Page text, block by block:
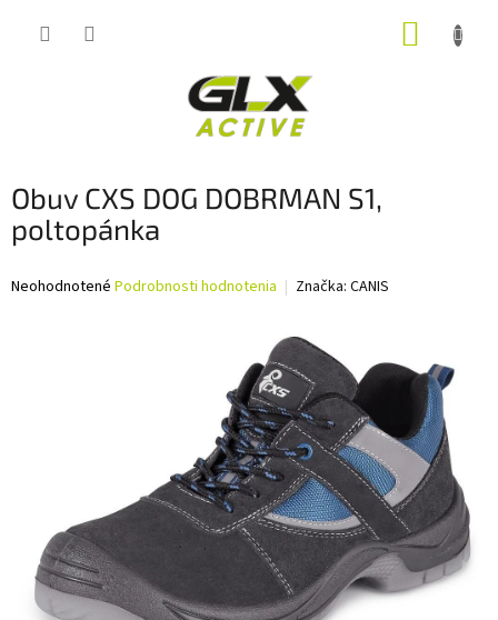
Obuv CXS DOG DOBRMAN S1,
poltopánka
Priemerné
Neohodnotené Podrobnosti hodnotenia Značka: CANIS